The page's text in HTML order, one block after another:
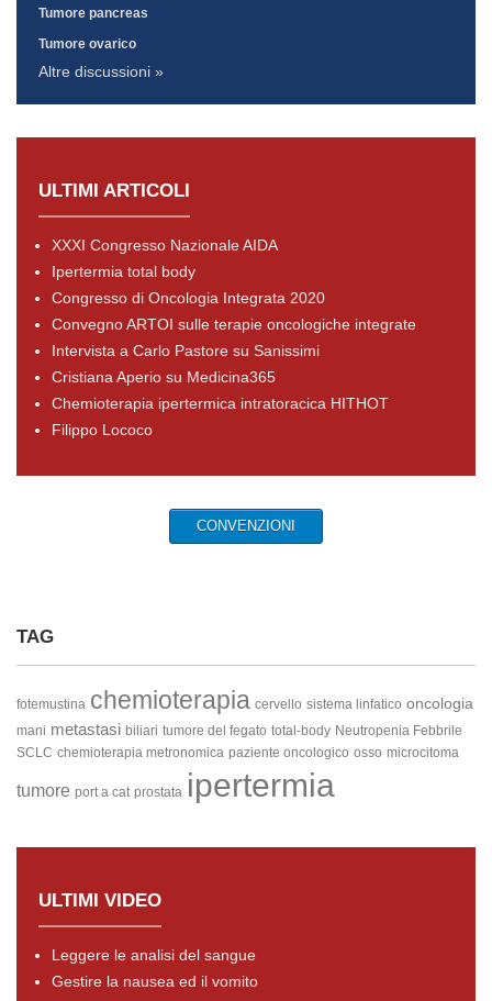
Tumore pancreas
Tumore ovarico
Altre discussioni »
ULTIMI ARTICOLI
XXXI Congresso Nazionale AIDA
Ipertermia total body
Congresso di Oncologia Integrata 2020
Convegno ARTOI sulle terapie oncologiche integrate
Intervista a Carlo Pastore su Sanissimi
Cristiana Aperio su Medicina365
Chemioterapia ipertermica intratoracica HITHOT
Filippo Lococo
CONVENZIONI
TAG
fotemustina chemioterapia cervello sistema linfatico oncologia
mani metastasi biliari tumore del fegato total-body Neutropenia Febbrile
SCLC chemioterapia metronomica paziente oncologico osso microcitoma
tumore port a cat prostata ipertermia
ULTIMI VIDEO
Leggere le analisi del sangue
Gestire la nausea ed il vomito